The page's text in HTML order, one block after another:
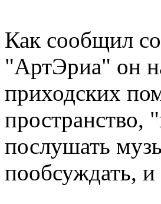
Как сообщил
"АртЭриа" он
приходских
пространство,
послушать
пообсуждать,